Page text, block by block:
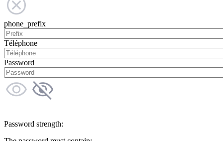
phone_prefix
Téléphone
Password
Password strength: